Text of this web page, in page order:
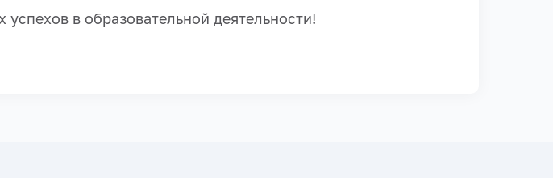
в образовательной деятельности!